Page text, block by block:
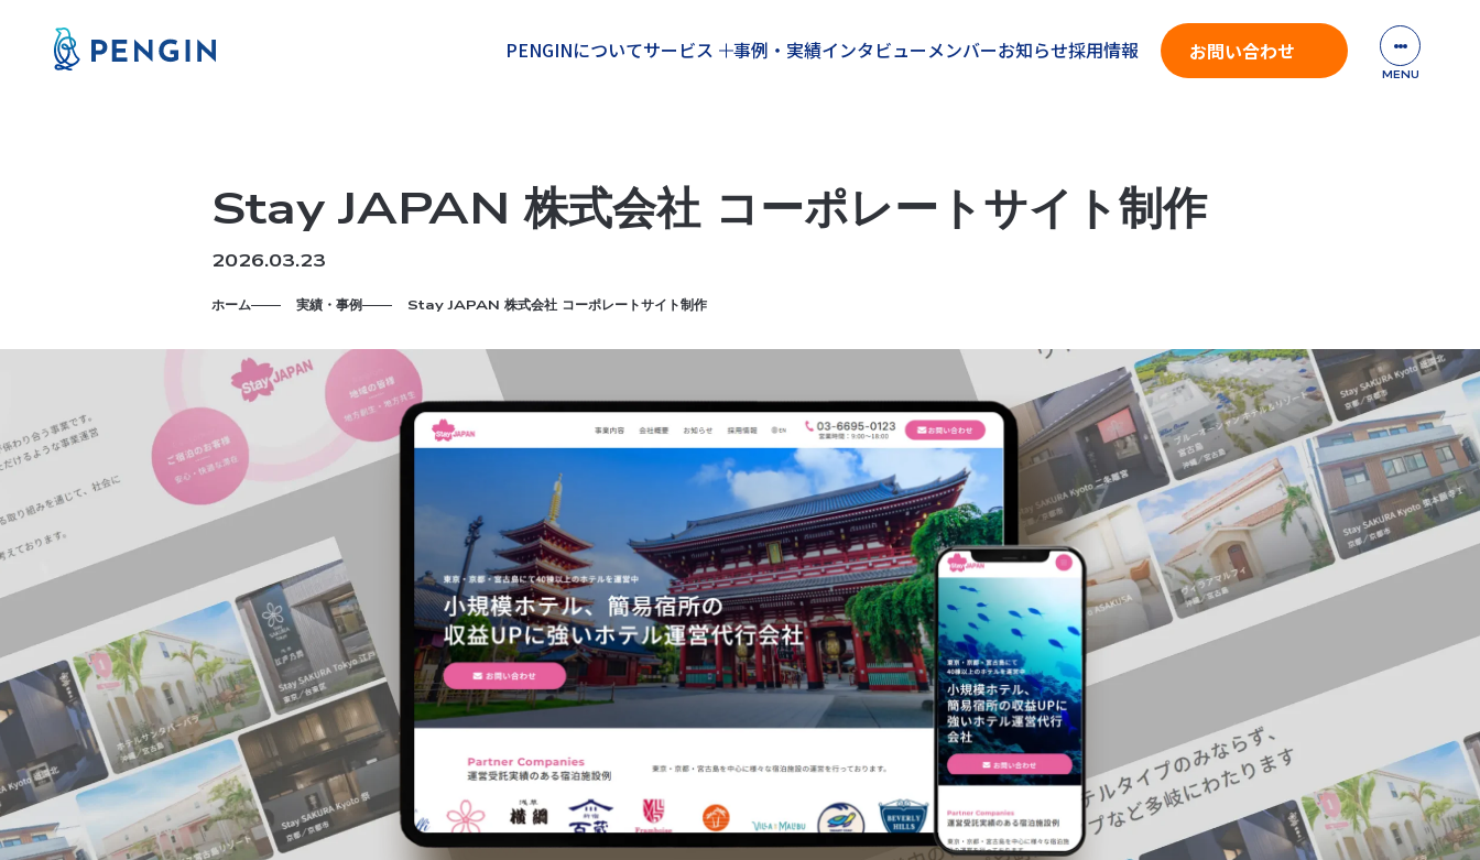
PENGINについてサービス 事例・実績インタビューメンバーお知らせ採用情報 お問い合わせ
Stay JAPAN 株式会社 コーポレートサイト制作
2026.03.23
ホーム 実績・事例 Stay JAPAN 株式会社 コーポレートサイト制作